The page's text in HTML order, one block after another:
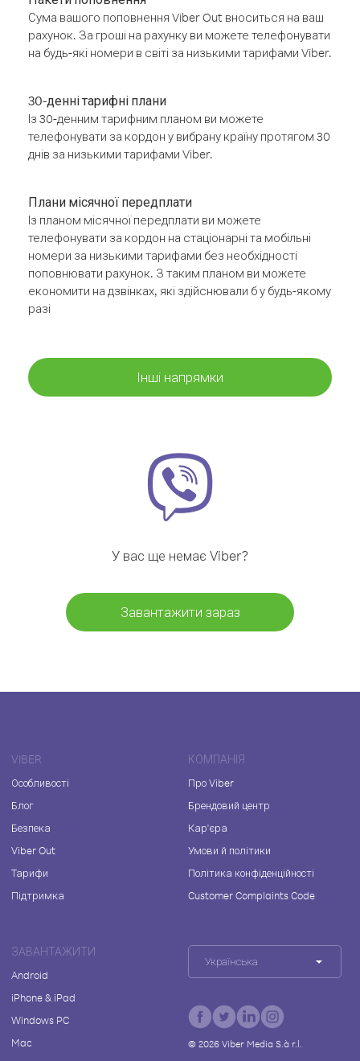
Сума вашого поповнення Viber Out вноситься на ваш
рахунок. За гроші на рахунку ви можете телефонувати
на будь-які номери в світі за низькими тарифами Viber.
30-денні тарифні плани
Із 30-денним тарифним планом ви можете
телефонувати за кордон у вибрану країну протягом 30
днів за низькими тарифами Viber.
Плани місячної передплати
Із планом місячної передплати ви можете
телефонувати за кордон на стаціонарні та мобільні
номери за низькими тарифами без необхідності
поповнювати рахунок. З таким планом ви можете
економити на дзвінках, які здійснювали б у будь-якому
разі
Інші напрямки
У вас ще немає Viber?
Завантажити зараз
VIBER
Особливості
Блог
Безпека
Viber Out
Тарифи
Підтримка
КОМПАНІЯ
Про Viber
Брендовий центр
Кар'єра
Умови й політики
Політика конфіденційності
Customer Complaints Code
ЗАВАНТАЖИТИ
Android
iPhone & iPad
Windows PC
Mac
Українська
© 2026Viber Media S.à r.l.